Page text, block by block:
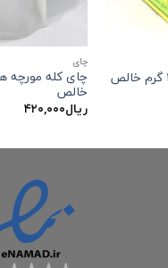
چاي
خالص
ریال۴۲۰,۰۰۰